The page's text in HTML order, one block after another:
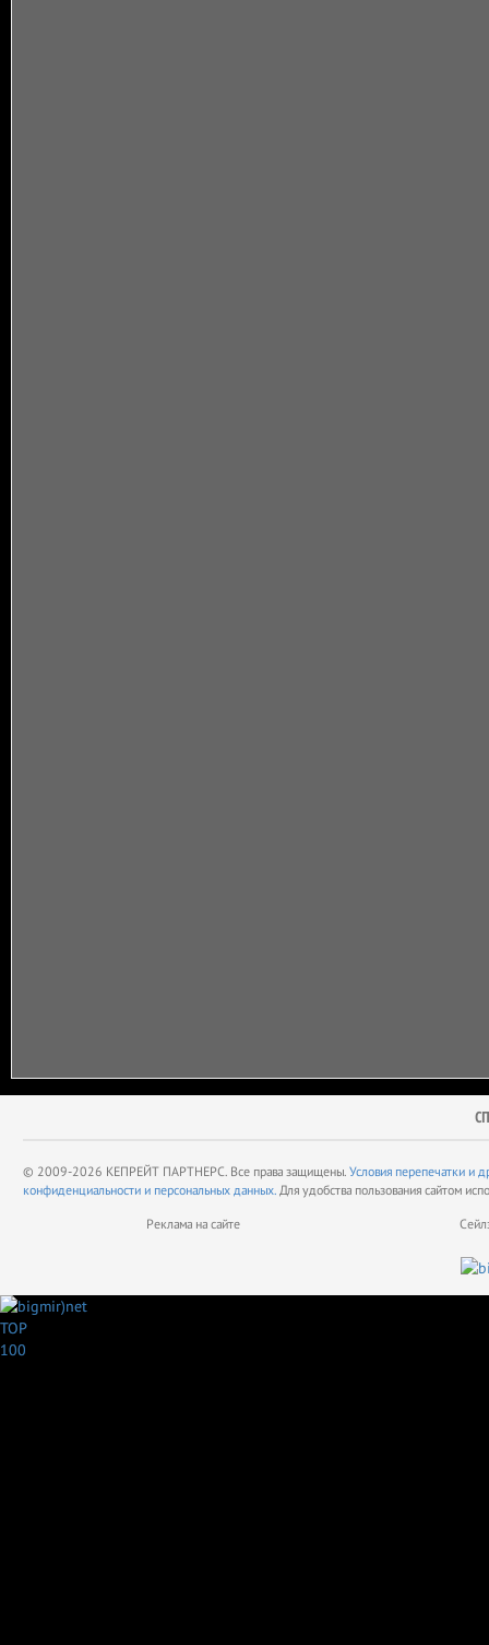
© 2009-2026 КЕПРЕЙТ ПАРТНЕРС. Все права защищены. Условия перепечатки и
конфиденциальности и персональных данных. Для удобства пользования сайтом
Реклама на сайте